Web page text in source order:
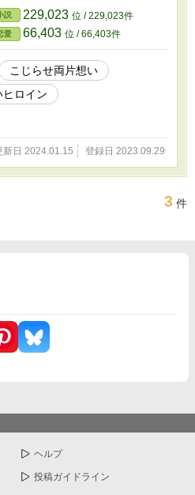
説 229,023 位 / 229,023件
愛 66,403 位 / 66,403件
こじらせ両片想い
ロイン
新日 2024.01.15 登録日 2023.09.29
3 件
ヘルプ
投稿ガイドライン